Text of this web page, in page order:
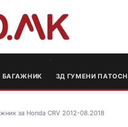
БАГАЖНИК 3Д ГУМЕНИ
за Honda CRV 2012-08.2018